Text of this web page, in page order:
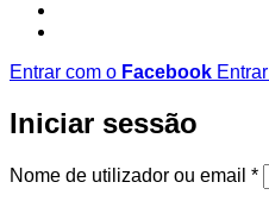
Entrar com o Facebook
Iniciar sessão
Nome de utilizador ou email *